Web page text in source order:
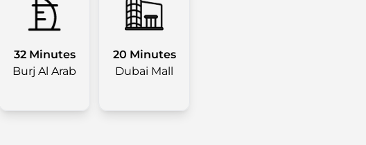
32 Minutes
Burj Al Arab
20 Minutes
Dubai Mall